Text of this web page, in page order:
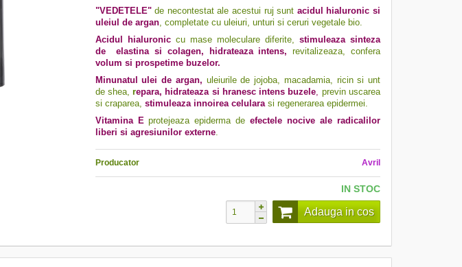
"VEDETELE" de necontestat ale acestui ruj sunt acidul hialuronic si
uleiul de argan, completate cu uleiuri, unturi si ceruri vegetale bio.
Acidul hialuroniccu mase moleculare diferite, stimuleaza sinteza
de elastina si colagen, hidrateaza intens, revitalizeaza, confera
volum si prospetime buzelor.
Minunatul ulei de argan, uleiurile de jojoba, macadamia, ricin si unt
de shea,repara, hidrateaza si hranesc intens buzele, previn uscarea
si craparea, stimuleaza innoirea celulara si regenerarea epidermei.
Vitamina E protejeaza epiderma de efectele nocive ale radicalilor
liberi si agresiunilor externe.
Producator Avril
IN STOC
Adauga in cos